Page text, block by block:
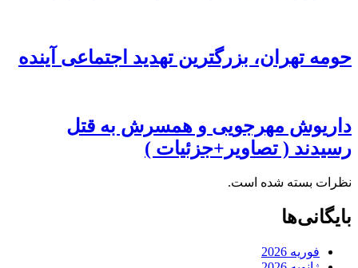
حومه تهران، بزرگترین تهدید اجتماعی آینده
داریوش مهرجویی و همسرش به قتل
رسیدند ( تصاویر+جزئیات )
نظرات بسته شده است.
بایگانی‌ها
فوریه 2026